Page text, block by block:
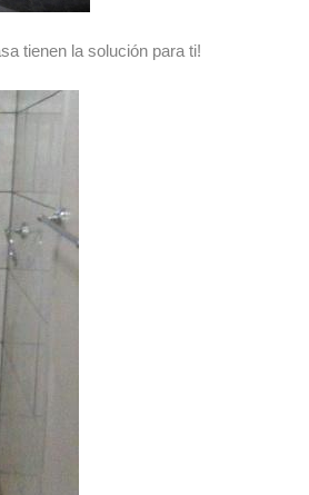
tienen la solución para ti!